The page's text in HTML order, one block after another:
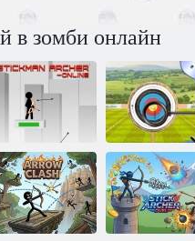
в зомби онлайн
Стикмен
лучник Онлайн
Лучник:
мировое турне